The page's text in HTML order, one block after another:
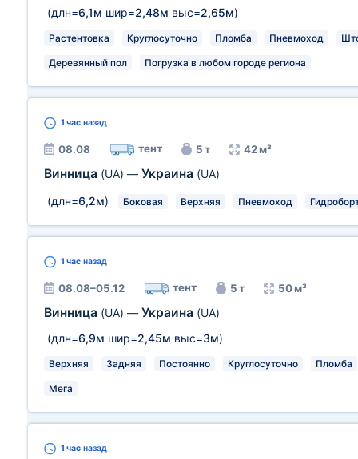
(длн=6,1м шир=2,48м выс=2,65м)
Растентовка Круглосуточно Пломба Пневмоход
Деревянный пол Погрузка в любом городе региона
1 час назад
08.08 тент 5 т 42 м³
Винница (UA) — Украина (UA)
(длн=6,2м) Боковая Верхняя Пневмоход
1 час назад
08.08–05.12 тент 5 т 50 м³
Винница (UA) — Украина (UA)
(длн=6,9м шир=2,45м выс=3м)
Верхняя Задняя Постоянно Круглосуточно Пломба
Мега
1 час назад